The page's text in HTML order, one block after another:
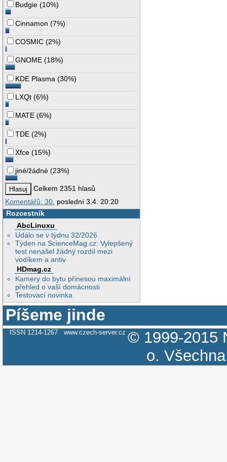
Budgie (10%)
Cinnamon (7%)
COSMIC (2%)
GNOME (18%)
KDE Plasma (30%)
LXQt (6%)
MATE (6%)
TDE (2%)
Xfce (15%)
jiné/žádné (23%)
Celkem 2351 hlasů
Komentářů: 30 , poslední 3.4. 20:20
Rozcestník
AbcLinuxu
Událo se v týdnu 32/2026
Týden na ScienceMag.cz: Vylepšený
test nenašel žádný rozdíl mezi
vodíkem a antiv
HDmag.cz
Kamery do bytu přinesou maximální
přehled o vaší domácnosti
Testovací novinka
Píšeme jinde
ISSN 1214-1267 www.czech-server.cz © 1999-2015
o.